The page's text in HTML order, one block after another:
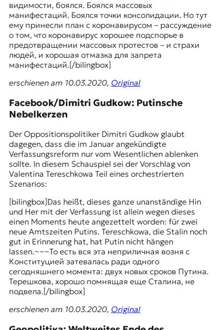
видимости, боялся. Боялся массовых
манифестаций. Боялся точки консолидации. Но тут
ему принесли план с коронавирусом – рассуждение
о том, что коронавирус хорошее подспорье в
предотвращении массовых протестов – и страхи
людей, и хорошая отмазка для запрета
манифестаций.[/bilingbox]
erschienen am 10.03.2020, Original
Facebook/Dimitri Gudkow: Putinsche
Nebelkerzen
Der Oppositionspolitiker Dimitri Gudkowglaubt
dagegen, dass die im Januar angekündigte
Verfassungsreform nur vom Wesentlichen ablenken
sollte. In diesem Schauspiel sei der Vorschlag von
Valentina Tereschkowa Teil eines orchestrierten
Szenarios:
[bilingbox]Das heißt, dieses ganze unanständige Hin
und Her mit der Verfassung ist allein wegen dieses
einen Moments heute angezettelt worden: für zwei
neue Amtszeiten Putins. Tereschkowa, die Stalin noch
gut in Erinnerung hat, hat Putin nicht hängen
lassen.~~~То есть вся эта неприличная возня с
Конституцией затевалась ради одного
сегодняшнего момента: двух новых сроков Путина.
Терешкова, хорошо помнящая еще Сталина, не
подвела.[/bilingbox]
erschienen am 10.03.2020, Original